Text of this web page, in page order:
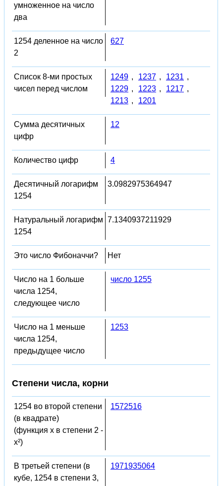
умноженное на число
два
1254 деленное на число
2
627
Список 8-ми простых
чисел перед числом
1249 , 1237 , 1231 ,
1229 , 1223 , 1217 ,
1213 , 1201
Сумма десятичных
цифр
12
Количество цифр 4
Десятичный логарифм
1254
3.0982975364947
Натуральный логарифм
1254
7.1340937211929
Это число Фибоначчи? Нет
Число на 1 больше
числа 1254,
следующее число
число 1255
Число на 1 меньше
числа 1254,
предыдущее число
1253
Степени числа, корни
1254 во второй степени
(в квадрате)
(функция x в степени 2 -
x²)
1572516
В третьей степени (в
кубе, 1254 в степени 3,
1971935064